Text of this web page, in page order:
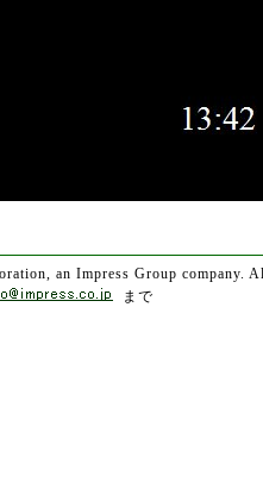
an Impress Group company.
まで